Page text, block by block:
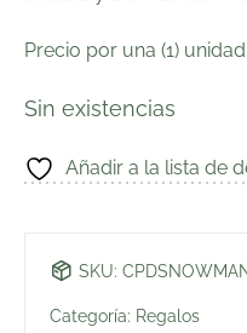
Precio por una (1)
Sin existencias
Añadir a la lista de
SKU:
Categoría: Regalos